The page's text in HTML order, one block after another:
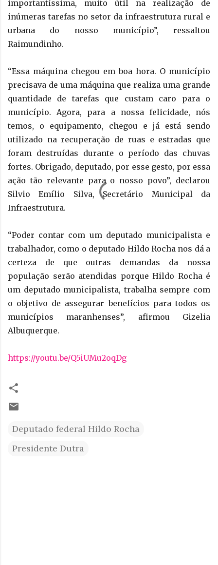
importantíssima, muito útil na realização de
inúmeras tarefas no setor da infraestrutura rural e
urbana do nosso município”, ressaltou
Raimundinho.
“Essa máquina chegou em boa hora. O município
precisava de uma máquina que realiza uma grande
quantidade de tarefas que custam caro para o
município. Agora, para a nossa felicidade, nós
temos, o equipamento, chegou e já está sendo
utilizado na recuperação de ruas e estradas que
foram destruídas durante o período das chuvas
fortes. Obrigado, deputado, por esse gesto, por essa
ação tão relevante para o nosso povo”, declarou
Silvio Emílio Silva, Secretário Municipal da
Infraestrutura.
“Poder contar com um deputado municipalista e
trabalhador, como o deputado Hildo Rocha nos dá a
certeza de que outras demandas da nossa
população serão atendidas porque Hildo Rocha é
um deputado municipalista, trabalha sempre com
o objetivo de assegurar benefícios para todos os
municípios maranhenses”, afirmou Gizelia
Albuquerque.
https://youtu.be/Q5iUMu2oqDg
Deputado federal Hildo Rocha
Presidente Dutra